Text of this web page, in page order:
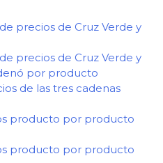
precios de Cruz Verde y
precios de Cruz Verde y
por producto
de las tres cadenas
producto por producto
producto por producto